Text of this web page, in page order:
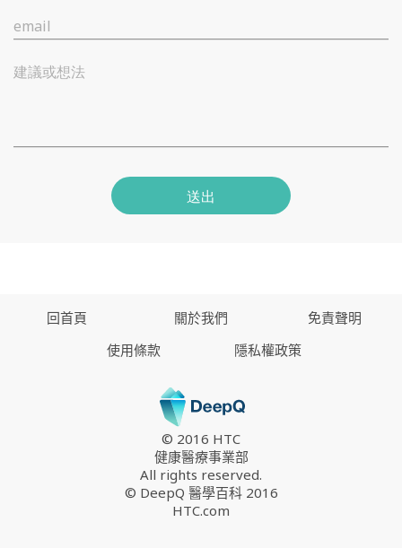
email
建議或想法
送出
回首頁 關於我們
免責聲明
使用條款
隱私權政策
© 2016 HTC
健康醫療事業部
All rights reserved.
© DeepQ 醫學百科 2016
HTC.com